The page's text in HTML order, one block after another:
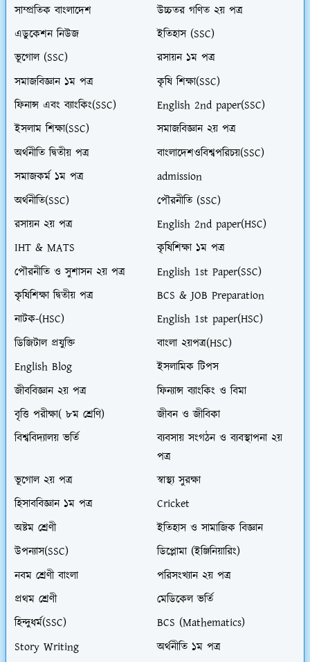
সাম্প্রতিক বাংলাদেশ
উচ্চতর গণিত ২য় পত্র
এডুকেশন নিউজ
ইতিহাস (SSC)
ভূগোল (SSC)
রসায়ন ১ম পত্র
সমাজবিজ্ঞান ১ম পত্র
কৃষি শিক্ষা(SSC)
ফিনান্স এবং ব্যাংকিং(SSC)
English 2nd paper(SSC)
ইসলাম শিক্ষা(SSC)
সমাজবিজ্ঞান ২য় পত্র
অর্থনীতি দ্বিতীয় পত্র
বাংলাদেশওবিশ্বপরিচয়(SSC)
সমাজকর্ম ১ম পত্র
admission
অর্থনীতি(SSC)
পৌরনীতি (SSC)
রসায়ন ২য় পত্র
English 2nd paper(HSC)
IHT & MATS
কৃষিশিক্ষা ১ম পত্র
পৌরনীতি ও সুশাসন ২য় পত্র
English 1st Paper(SSC)
কৃষিশিক্ষা দ্বিতীয় পত্র
BCS & JOB Preparation
নাটক-(HSC)
English 1st paper(HSC)
ডিজিটাল প্রযুক্তি
বাংলা ২য়পত্র(HSC)
English Blog
ইসলামিক টিপস
জীববিজ্ঞান ২য় পত্র
ফিন্যান্স ব্যাংকিং ও বিমা
বৃত্তি পরীক্ষা( ৮ম শ্রেণি)
জীবন ও জীবিকা
বিশ্ববিদ্যালয় ভর্তি
ব্যবসায় সংগঠন ও ব্যবস্থাপনা ২য়
পত্র
ভূগোল ২য় পত্র
স্বাস্থ্য সুরক্ষা
হিসাববিজ্ঞান ১ম পত্র
Cricket
অষ্টম শ্রেণী
ইতিহাস ও সামাজিক বিজ্ঞান
উপন্যাস(SSC)
ডিপ্লোমা (ইঞ্জিনিয়ারিং)
নবম শ্রেণী বাংলা
পরিসংখ্যান ২য় পত্র
প্রথম শ্রেণী
মেডিকেল ভর্তি
হিন্দুধর্ম(SSC)
BCS (Mathematics)
Story Writing
অর্থনীতি ১ম পত্র